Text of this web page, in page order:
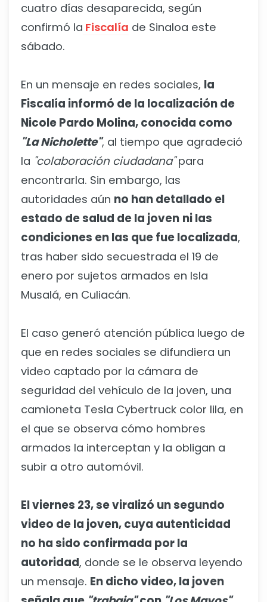
cuatro días desaparecida, según
confirmó la Fiscalía de Sinaloa este
sábado.
En un mensaje en redes sociales, la
Fiscalía informó de la localización de
Nicole Pardo Molina, conocida como
"La Nicholette", al tiempo que agradeció
la "colaboración ciudadana"para
encontrarla. Sin embargo, las
autoridades aún no han detallado el
estado de salud de la joven ni las
condiciones en las que fue localizada,
tras haber sido secuestrada el 19 de
enero por sujetos armados en Isla
Musalá, en Culiacán.
El caso generó atención pública luego de
que en redes sociales se difundiera un
video captado por la cámara de
seguridad del vehículo de la joven, una
camioneta Tesla Cybertruck color lila, en
el que se observa cómo hombres
armados la interceptan y la obligan a
subir a otro automóvil.
El viernes 23, se viralizó un segundo
video de la joven, cuya autenticidad
no ha sido confirmada por la
autoridad, donde se le observa leyendo
un mensaje. En dicho video, la joven